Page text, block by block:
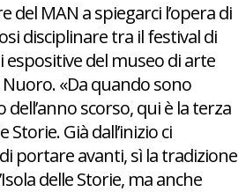
del MAN a spiegarci l’opera di
disciplinare tra il festival di
espositive del museo di arte
«Da quando sono
scorso, qui è la terza
Storie. Già dall’inizio ci
portare avanti, sì la tradizione
delle Storie, ma anche